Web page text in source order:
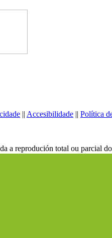
|| Accesibilidade || Política
a reprodución total ou parcial